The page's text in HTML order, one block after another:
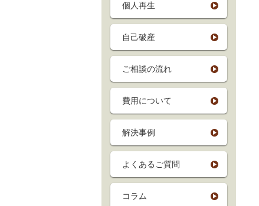
個人再生
自己破産
ご相談の流れ
費用について
解決事例
よくあるご質問
コラム